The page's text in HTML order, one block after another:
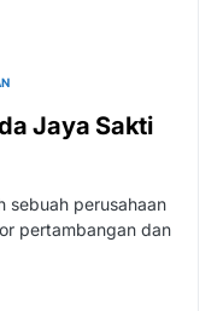
Jaya Sakti
sebuah perusahaan
pertambangan dan